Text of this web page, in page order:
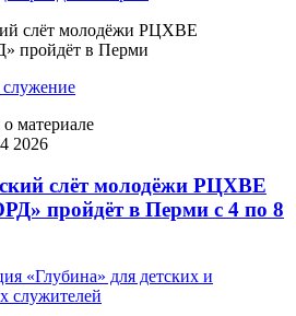
слёт молодёжи РЦХВЕ
пройдёт в Перми
материале
2026
слёт молодёжи РЦХВЕ
пройдёт в Перми с 4 по 8